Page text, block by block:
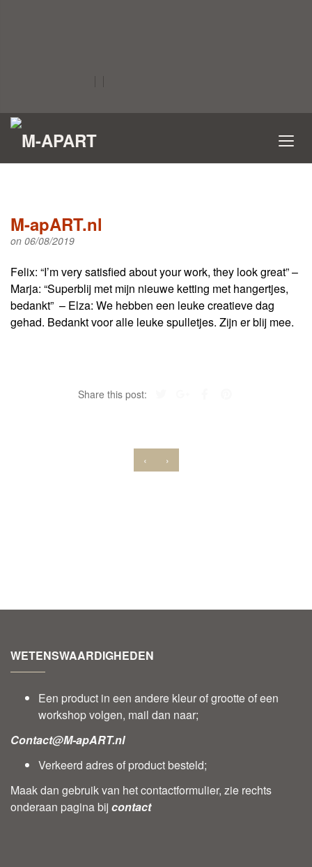
M-apART.nl
on 06/08/2019
Felix: “I’m very satisfied about your work, they look great” –
Marja: “Superblij met mijn nieuwe ketting met hangertjes,
bedankt” – Elza: We hebben een leuke creatieve dag
gehad. Bedankt voor alle leuke spulletjes. Zijn er blij mee.
Share this post:
‹ ›
WETENSWAARDIGHEDEN
Een product in een andere kleur of grootte of een
workshop volgen, mail dan naar;
Contact@M-apART.nl
Verkeerd adres of product besteld;
Maak dan gebruik van het contactformulier, zie rechts
onderaan pagina bij contact